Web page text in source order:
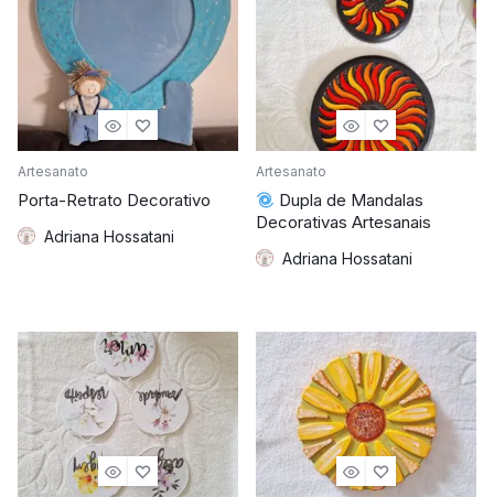
Artesanato
Porta-Retrato Decorativo
Adriana Hossatani
Artesanato
Dupla de Mandalas
Decorativas Artesanais
Adriana Hossatani